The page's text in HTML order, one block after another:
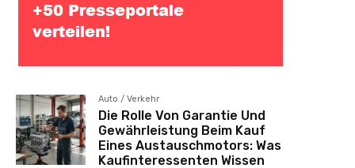
Auto / Verkehr
Die Rolle Von Garantie Und
Gewährleistung Beim Kauf
Eines Austauschmotors: Was
Kaufinteressenten Wissen